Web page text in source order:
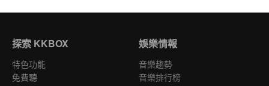
探索 KKBOX
特色功能
免費聽
娛樂情報
音樂趨勢
音樂排行榜